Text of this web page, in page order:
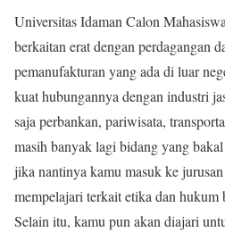
Universitas Idaman Calon
berkaitan erat dengan perdagangan
pemanufakturan yang ada di luar
kuat hubungannya dengan industri
saja perbankan, pariwisata,
masih banyak lagi bidang yang
jika nantinya kamu masuk ke
mempelajari terkait etika dan hukum
Selain itu, kamu pun akan diajari